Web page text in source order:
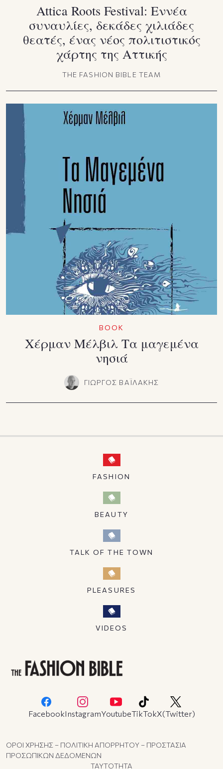
Attica Roots Festival: Εννέα
συναυλίες, δεκάδες χιλιάδες
θεατές, ένας νέος πολιτιστικός
χάρτης της Αττικής
THE FASHION BIBLE TEAM
BOOK
Χέρμαν Μέλβιλ Τα μαγεμένα
νησιά
ΓΙΩΡΓΟΣ ΒΑΪΛΑΚΗΣ
FASHION
BEAUTY
TALK OF THE TOWN
PLEASURES
VIDEOS
FacebookInstagramYoutubeTikTokX(Twitter)
ΟΡΟΙ ΧΡΗΣΗΣ – ΠΟΛΙΤΙΚΗ ΑΠΟΡΡΗΤΟΥ – ΠΡΟΣΤΑΣΙΑ
ΠΡΟΣΩΠΙΚΩΝ ΔΕΔΟΜΕΝΩΝ
ΤΑΥΤΟΤΗΤΑ